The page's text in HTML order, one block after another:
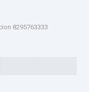
8295763333